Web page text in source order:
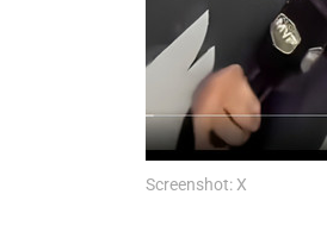
Screenshot: X